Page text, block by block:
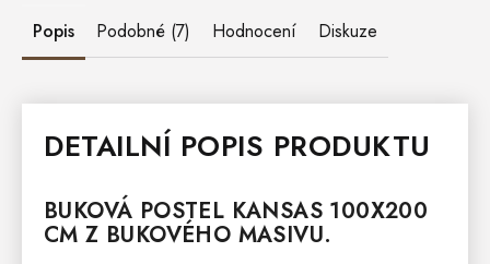
Popis Podobné (7) Hodnocení Diskuze
DETAILNÍ POPIS PRODUKTU
BUKOVÁ POSTEL KANSAS 100X200
CM Z BUKOVÉHO MASIVU.